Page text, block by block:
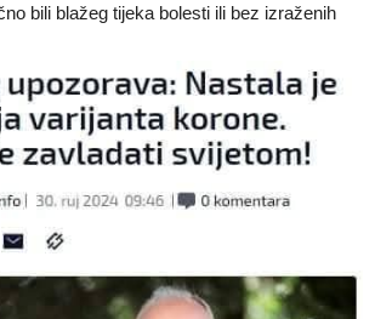
bili blažeg tijeka bolesti ili bez izraženih